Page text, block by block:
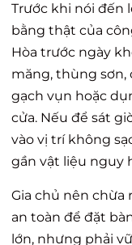
Trước khi nói đến
bằng thật của
Hòa trước ngày
măng, thùng sơn,
gạch vụn hoặc
cửa. Nếu để sát
vào vị trí không
gần vật liệu nguy
Gia chủ nên chừa
an toàn để đặt
lớn, nhưng phải